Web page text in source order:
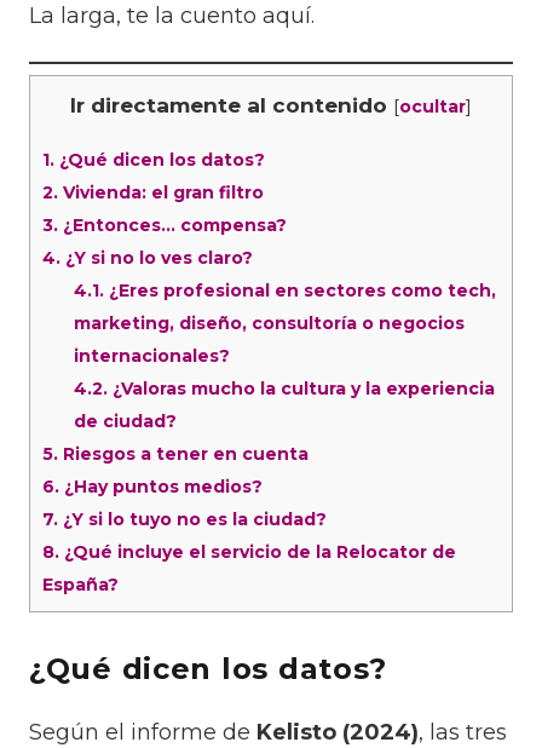
La larga, te la cuento aquí.
Ir directamente al contenido [ocultar]
1. ¿Qué dicen los datos?
2. Vivienda: el gran filtro
3. ¿Entonces… compensa?
4. ¿Y si no lo ves claro?
4.1.¿Eres profesional en sectores como tech,
marketing, diseño, consultoría o negocios
internacionales?
4.2.¿Valoras mucho la cultura y la experiencia
de ciudad?
5. Riesgos a tener en cuenta
6. ¿Hay puntos medios?
7. ¿Y si lo tuyo no es la ciudad?
8. ¿Qué incluye el servicio de la Relocator de
España?
¿Qué dicen los datos?
Según el informe de Kelisto (2024), las tres